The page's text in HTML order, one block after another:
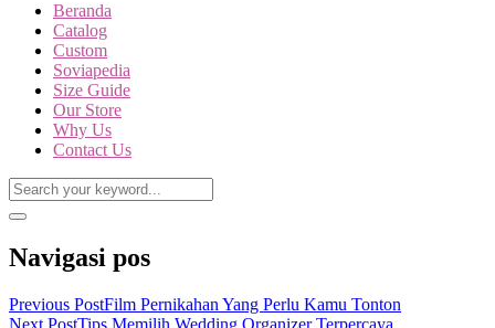
Beranda
Catalog
Custom
Soviapedia
Size Guide
Our Store
Why Us
Contact Us
Navigasi pos
Previous PostFilm Pernikahan Yang Perlu Kamu Tonton